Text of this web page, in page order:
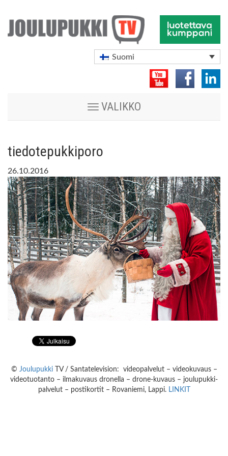
Suomi
VaihdaVALIKKO
tiedotepukkiporo
26.10.2016
© JoulupukkiTV / Santatelevision: videopalvelut – videokuvaus –
videotuotanto – ilmakuvaus dronella – drone-kuvaus – joulupukki-
palvelut – postikortit – Rovaniemi, Lappi. LINKIT